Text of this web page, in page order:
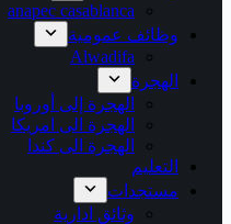
anapec casablanca
وظائف عمومية
Alwadifa
الهجرة
الهجرة إلى أوروبا
الهجرة الى امريكا
الهجرة الى كندا
التعليم
مستجدات
وثائق ادارية